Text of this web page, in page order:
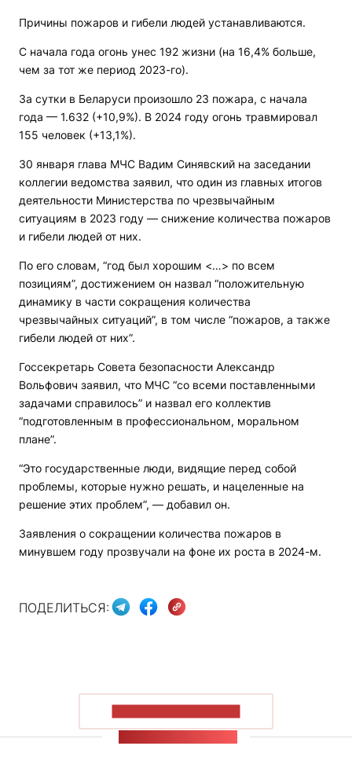
Причины пожаров и гибели людей устанавливаются.
С начала года огонь унес 192 жизни (на 16,4% больше,
чем за тот же период 2023-го).
За сутки в Беларуси произошло 23 пожара, с начала
года — 1.632 (+10,9%). В 2024 году огонь травмировал
155 человек (+13,1%).
30 января глава МЧС Вадим Синявский на заседании
коллегии ведомства заявил, что один из главных итогов
деятельности Министерства по чрезвычайным
ситуациям в 2023 году — снижение количества пожаров
и гибели людей от них.
По его словам, “год был хорошим <…> по всем
позициям”, достижением он назвал “положительную
динамику в части сокращения количества
чрезвычайных ситуаций”, в том числе “пожаров, а также
гибели людей от них”.
Госсекретарь Совета безопасности Александр
Вольфович заявил, что МЧС “со всеми поставленными
задачами справилось” и назвал его коллектив
“подготовленным в профессиональном, моральном
плане”.
“Это государственные люди, видящие перед собой
проблемы, которые нужно решать, и нацеленные на
решение этих проблем”, — добавил он.
Заявления о сокращении количества пожаров в
минувшем году прозвучали на фоне их роста в 2024-м.
ПОДЕЛИТЬСЯ: